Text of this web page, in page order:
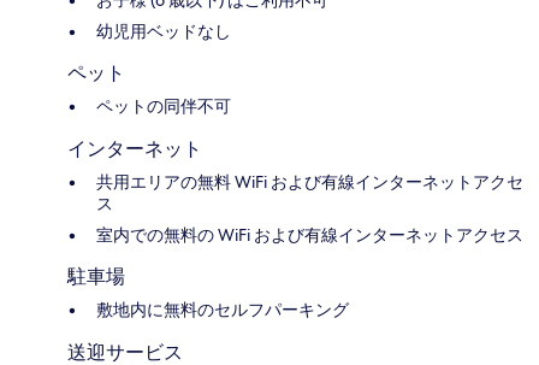
幼児用ベッドなし
ペット
ペットの同伴不可
インターネット
共用エリアの無料 WiFi および有線インターネットアクセ
ス
室内での無料の WiFi および有線インターネットアクセス
駐車場
敷地内に無料のセルフパーキング
送迎サービス